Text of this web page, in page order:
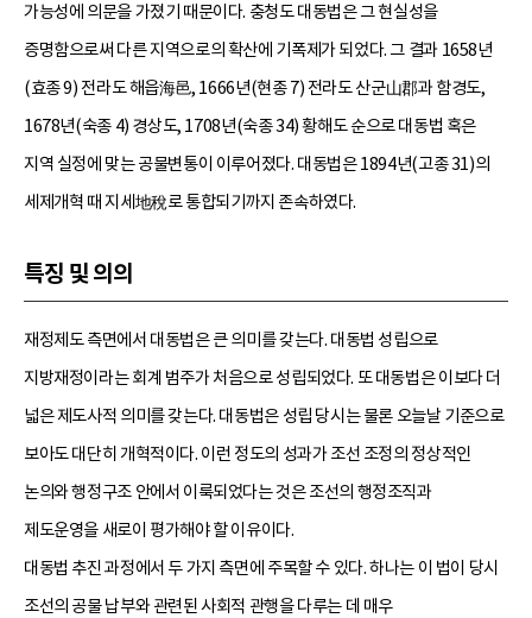
가능성에 의문을 가졌기 때문이다. 충청도 대동법은 그 현실성을
증명함으로써 다른 지역으로의 확산에 기폭제가 되었다. 그 결과 1658년
(효종 9) 전라도 해읍海邑, 1666년(현종 7) 전라도 산군山郡과 함경도,
1678년(숙종 4) 경상도, 1708년(숙종 34) 황해도 순으로 대동법 혹은
지역 실정에 맞는 공물변통이 이루어졌다. 대동법은 1894년(고종 31)의
세제개혁 때 지세地稅로 통합되기까지 존속하였다.
특징 및 의의
재정제도 측면에서 대동법은 큰 의미를 갖는다. 대동법 성립으로
지방재정이라는 회계 범주가 처음으로 성립되었다. 또 대동법은 이보다 더
넓은 제도사적 의미를 갖는다. 대동법은 성립 당시는 물론 오늘날 기준으로
보아도 대단히 개혁적이다. 이런 정도의 성과가 조선 조정의 정상적인
논의와 행정구조 안에서 이룩되었다는 것은 조선의 행정조직과
제도운영을 새로이 평가해야 할 이유이다.
대동법 추진 과정에서 두 가지 측면에 주목할 수 있다. 하나는 이 법이 당시
조선의 공물 납부와 관련된 사회적 관행을 다루는 데 매우